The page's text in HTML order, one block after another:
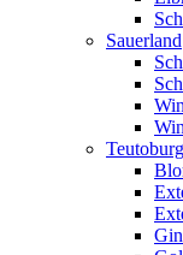
Sauerland